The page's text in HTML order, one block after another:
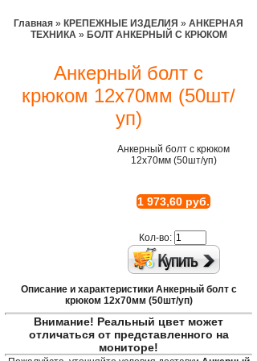
Главная » КРЕПЕЖНЫЕ ИЗДЕЛИЯ » АНКЕРНАЯ
ТЕХНИКА» БОЛТ АНКЕРНЫЙ С КРЮКОМ
Анкерный болт с
крюком 12х70мм (50шт/
уп)
Анкерный болт с крюком
12х70мм (50шт/уп)
1 973,60 руб.
Кол-во:
Описание и характеристики Анкерный болт с
крюком 12х70мм (50шт/уп)
Внимание! Реальный цвет может
отличаться от представленного на
мониторе!